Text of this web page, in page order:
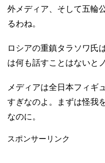
外メディア、そして五輪
るわね。
ロシアの重鎮タラソワ氏
は何も話すことはないと
メディアは全日本フィギ
すぎなのよ。まずは怪我
なのに。
スポンサーリンク